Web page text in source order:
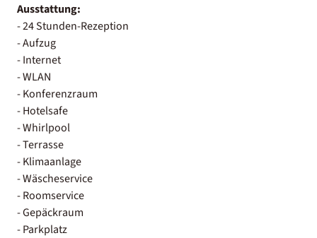
Ausstattung:
- 24 Stunden-Rezeption
- Aufzug
- Internet
- WLAN
- Konferenzraum
- Hotelsafe
- Whirlpool
- Terrasse
- Klimaanlage
- Wäscheservice
- Roomservice
- Gepäckraum
- Parkplatz